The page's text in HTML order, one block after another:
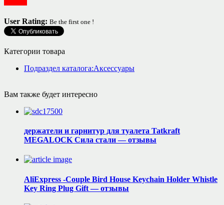
User Rating: Be the first one !
Категории товара
Подраздел каталога:Аксессуары
Вам также будет интересно
держатели и гарнитур для туалета Tatkraft
MEGALOCK Сила стали — отзывы
AliExpress -Couple Bird House Keychain Holder Whistle
Key Ring Plug Gift — отзывы